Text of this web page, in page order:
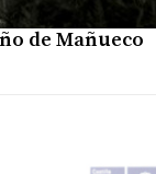
de Mañueco